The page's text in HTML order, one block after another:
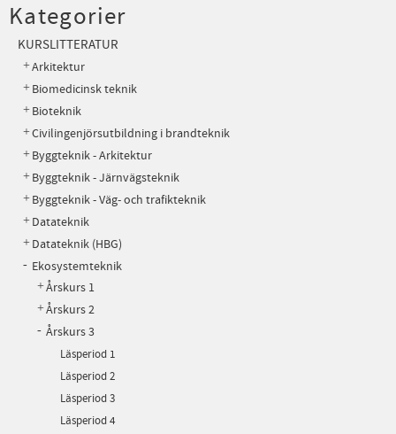
Kategorier
KURSLITTERATUR
Arkitektur
Biomedicinsk teknik
Bioteknik
Civilingenjörsutbildning i brandteknik
Byggteknik - Arkitektur
Byggteknik - Järnvägsteknik
Byggteknik - Väg- och trafikteknik
Datateknik
Datateknik (HBG)
Ekosystemteknik
Årskurs 1
Årskurs 2
Årskurs 3
Läsperiod 1
Läsperiod 2
Läsperiod 3
Läsperiod 4